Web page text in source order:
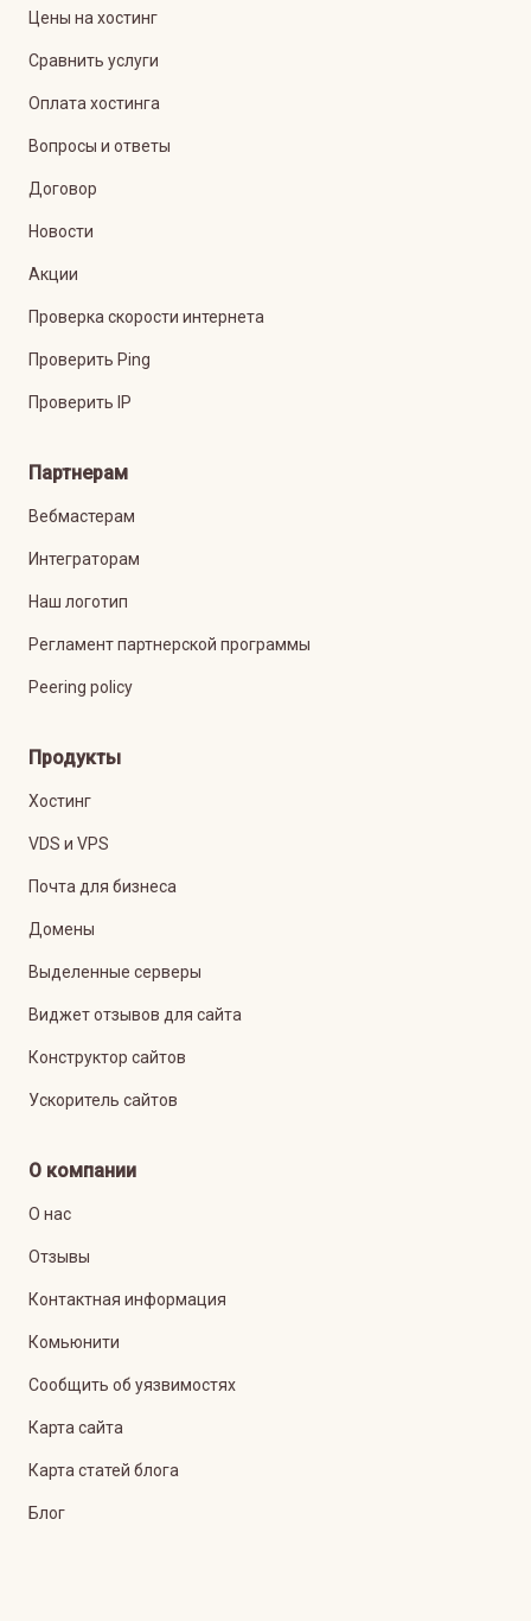
Цены на хостинг
Сравнить услуги
Оплата хостинга
Вопросы и ответы
Договор
Новости
Акции
Проверка скорости интернета
Проверить Ping
Проверить IP
Партнерам
Вебмастерам
Интеграторам
Наш логотип
Регламент партнерской программы
Peering policy
Продукты
Хостинг
VDS и VPS
Почта для бизнеса
Домены
Выделенные серверы
Виджет отзывов для сайта
Конструктор сайтов
Ускоритель сайтов
О компании
О нас
Отзывы
Контактная информация
Комьюнити
Сообщить об уязвимостях
Карта сайта
Карта статей блога
Блог